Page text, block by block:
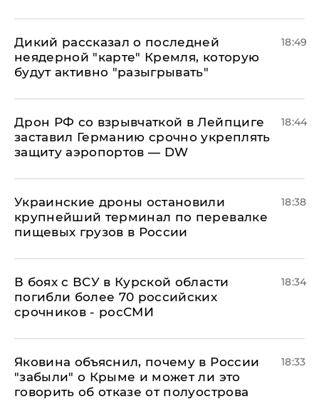
Дикий рассказал о последней
неядерной "карте" Кремля, которую
будут активно "разыгрывать"
18:49
​Дрон РФ со взрывчаткой в Лейпциге
заставил Германию срочно укреплять
защиту аэропортов — DW
18:44
Украинские дроны остановили
крупнейший терминал по перевалке
пищевых грузов в России
18:38
В боях с ВСУ в Курской области
погибли более 70 российских
срочников - росСМИ
18:34
Яковина объяснил, почему в России
"забыли" о Крыме и может ли это
говорить об отказе от полуострова
18:33